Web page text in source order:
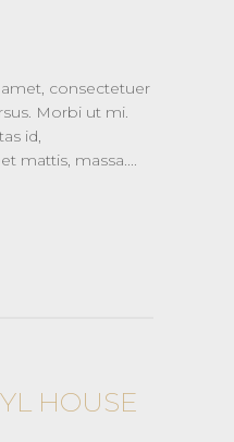
consectetuer
Morbi ut mi.
id,
mattis, massa....
HOUSE